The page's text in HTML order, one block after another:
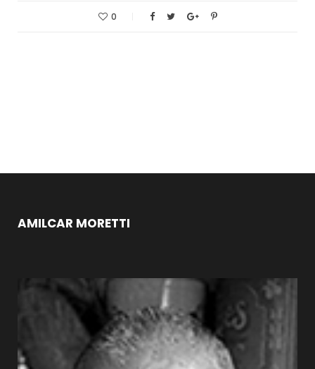
0
AMILCAR MORETTI